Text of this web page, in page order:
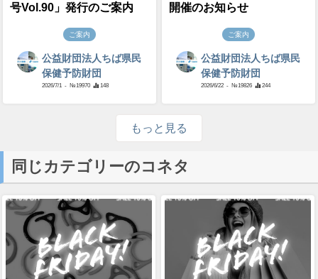
号Vol.90」発行のご案内
ご案内
公益財団法人ちば県民
保健予防財団
2026/7/1 - №19970 148
開催のお知らせ
ご案内
公益財団法人ちば県民
保健予防財団
2026/6/22 - №19826 244
もっと見る
同じカテゴリーのコネタ